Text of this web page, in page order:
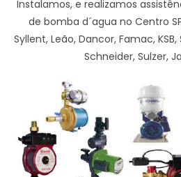
Instalamos, e realizamos
de bomba d´agua no Centro
Syllent, Leão, Dancor, Famac, KSB,
Schneider, Sulzer,